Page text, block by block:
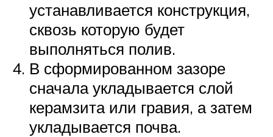
устанавливается конструкция,
сквозь которую будет
выполняться полив.
В сформированном зазоре
сначала укладывается слой
керамзита или гравия, а затем
укладывается почва.